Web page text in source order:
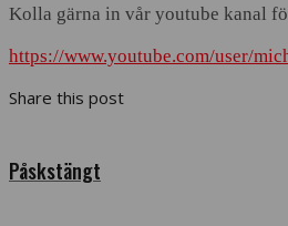
Kolla gärna in vår youtube kanal
https://www.youtube.com/user/
Share this post
Påskstängt